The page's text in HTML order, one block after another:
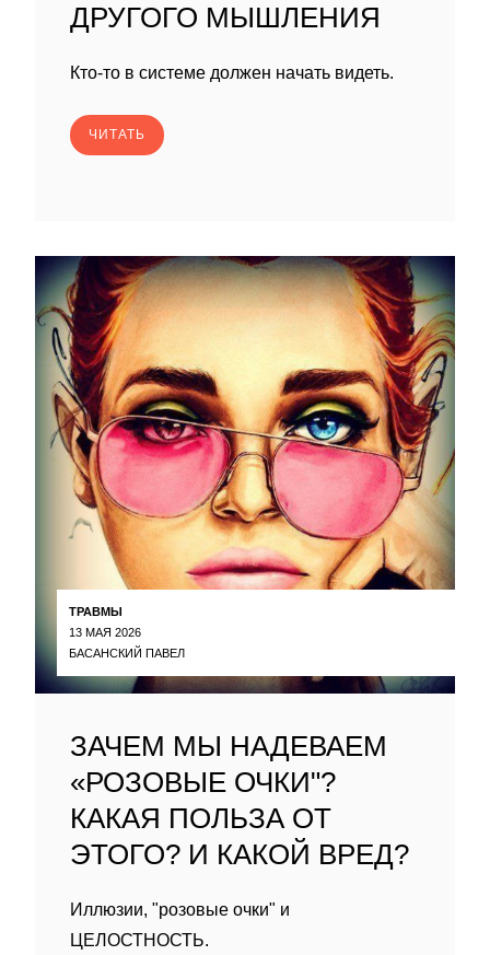
ДРУГОГО МЫШЛЕНИЯ
Кто-то в системе должен начать видеть.
ЧИТАТЬ
ТРАВМЫ
13 МАЯ 2026
БАСАНСКИЙ ПАВЕЛ
ЗАЧЕМ МЫ НАДЕВАЕМ
«РОЗОВЫЕ ОЧКИ"?
КАКАЯ ПОЛЬЗА ОТ
ЭТОГО? И КАКОЙ ВРЕД?
Иллюзии, "розовые очки" и
ЦЕЛОСТНОСТЬ.